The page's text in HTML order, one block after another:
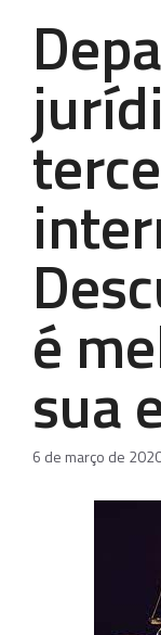
é
sua
6 de março de